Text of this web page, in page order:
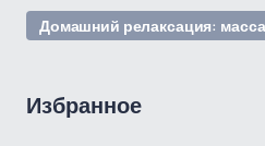
Домашний релаксация:
Избранное